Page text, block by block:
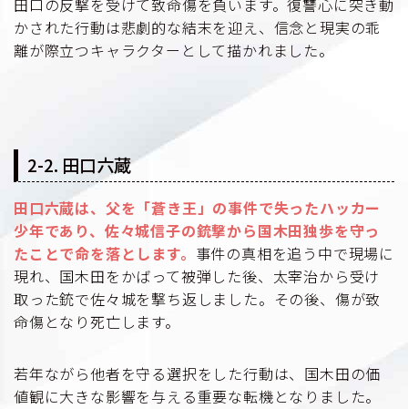
田口の反撃を受けて致命傷を負います。復讐心に突き動
かされた行動は悲劇的な結末を迎え、信念と現実の乖
離が際立つキャラクターとして描かれました。
2-2. 田口六蔵
田口六蔵は、父を「蒼き王」の事件で失ったハッカー
少年であり、佐々城信子の銃撃から国木田独歩を守っ
たことで命を落とします。 事件の真相を追う中で現場に
現れ、国木田をかばって被弾した後、太宰治から受け
取った銃で佐々城を撃ち返しました。その後、傷が致
命傷となり死亡します。
若年ながら他者を守る選択をした行動は、国木田の価
値観に大きな影響を与える重要な転機となりました。